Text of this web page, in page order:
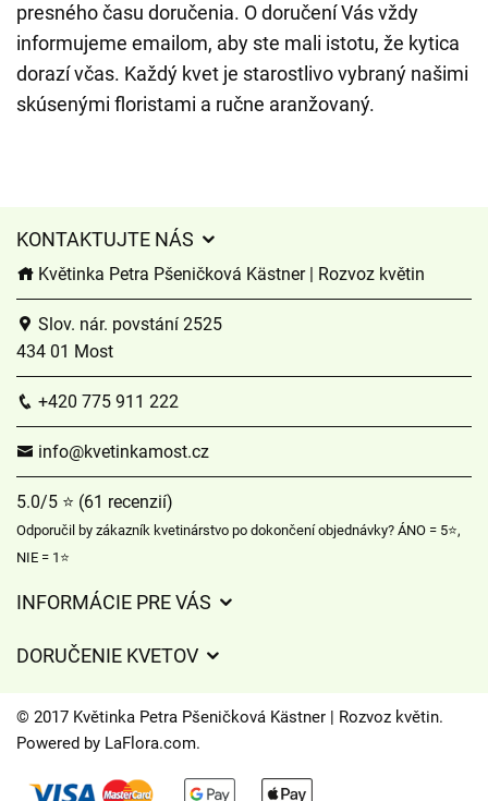
presného času doručenia. O doručení Vás vždy
informujeme emailom, aby ste mali istotu, že kytica
dorazí včas. Každý kvet je starostlivo vybraný našimi
skúsenými floristami a ručne aranžovaný.
KONTAKTUJTE NÁS
Květinka Petra Pšeničková Kästner | Rozvoz květin
Slov. nár. povstání 2525
434 01 Most
+420 775 911 222
info@kvetinkamost.cz
5.0/5 ⭐ (61 recenzií)
Odporučil by zákazník kvetinárstvo po dokončení objednávky? ÁNO = 5⭐,
NIE = 1⭐
INFORMÁCIE PRE VÁS
Časy doručenia kvetov – prehľad možností
DORUČENIE KVETOV
Kam doručujeme kvety
© 2017 Květinka Petra Pšeničková Kästner | Rozvoz květin.
Powered by LaFlora.com.